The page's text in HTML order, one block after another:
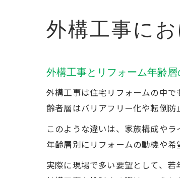
外構工事に
外構工事とリフォーム年齢
外構工事は住宅リフォームの中
齢者層はバリアフリー化や転倒防
このような違いは、家族構成や
年齢層別にリフォームの動機や希
実際に現場で多い要望として、